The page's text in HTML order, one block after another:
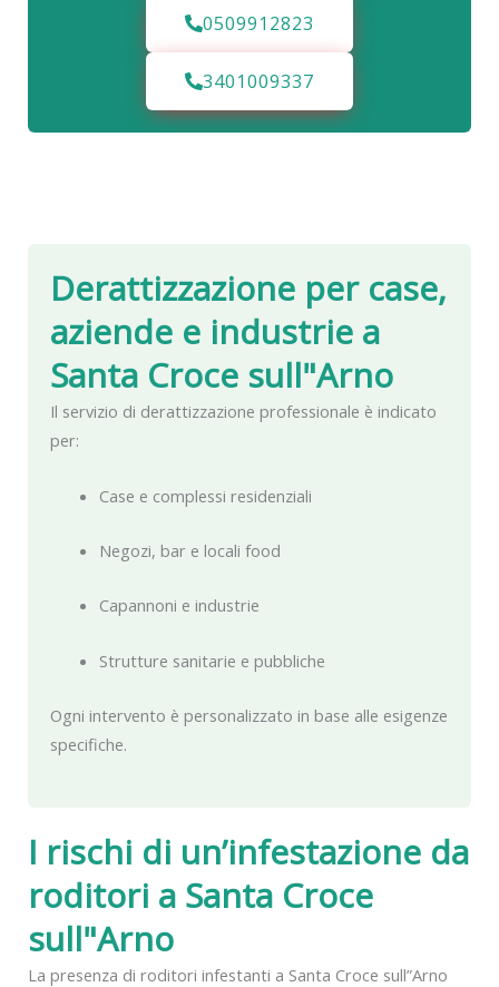
0509912823
3401009337
I rischi di un’infestazione da
roditori a Santa Croce
sull"Arno
La presenza di roditori infestanti a Santa Croce sull”Arno
Derattizzazione per case,
aziende e industrie a
Santa Croce sull"Arno
Il servizio di derattizzazione professionale è indicato
per:
Case e complessi residenziali
Negozi, bar e locali food
Capannoni e industrie
Strutture sanitarie e pubbliche
Ogni intervento è personalizzato in base alle esigenze
specifiche.